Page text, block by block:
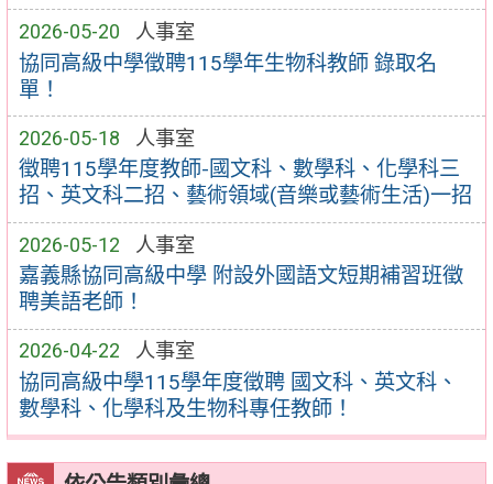
2026-05-20 人事室
協同高級中學徵聘115學年生物科教師 錄取名
單！
2026-05-18 人事室
徵聘115學年度教師-國文科、數學科、化學科三
招、英文科二招、藝術領域(音樂或藝術生活)一招
2026-05-12 人事室
嘉義縣協同高級中學 附設外國語文短期補習班徵
聘美語老師！
2026-04-22 人事室
協同高級中學115學年度徵聘 國文科、英文科、
數學科、化學科及生物科專任教師！